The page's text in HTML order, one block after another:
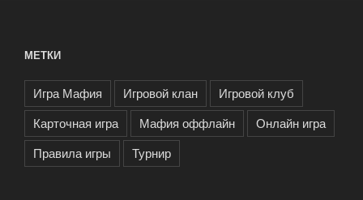
МЕТКИ
Игра Мафия Игровой клан
Игровой клуб
Карточная игра
Мафия оффлайн
Онлайн игра
Правила игры
Турнир